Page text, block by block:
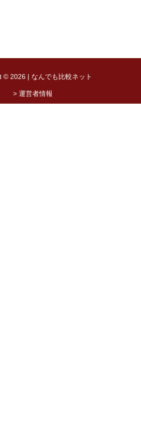
© 2026 | なんでも比較ネット
> 運営者情報